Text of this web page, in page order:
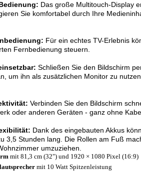
Das große Multitouch-Display
Sie komfortabel durch Ihre
Für ein echtes TV-Erlebnis
Fernbedienung steuern.
Schließen Sie den Bildschirm
um ihn als zusätzlichen Monitor zu
Verbinden Sie den Bildschirm
oder anderen Geräten - ganz ohne
Dank des eingebauten Akkus
3,5 Stunden lang. Die Rollen am Fuß
umzuziehen.
mit 81,3 cm (32") und 1920 × 1080 Pixel (16:9)
mit 10 Watt Spitzenleistung